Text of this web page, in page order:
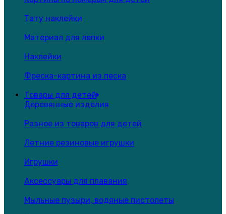
Тату наклейки
Материал для лепки
Наклейки
Фреска-картина из песка
Товары для детей
Деревянные изделия
Разное из товаров для детей
Летние резиновые игрушки
Игрушки
Аксессуары для плавания
Мыльные пузыри, водяные пистолеты